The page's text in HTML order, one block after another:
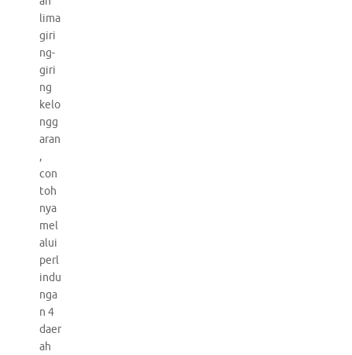
lima
giri
ng-
giri
ng
kelo
ngg
aran
,
con
toh
nya
mel
alui
perl
indu
nga
n 4
daer
ah